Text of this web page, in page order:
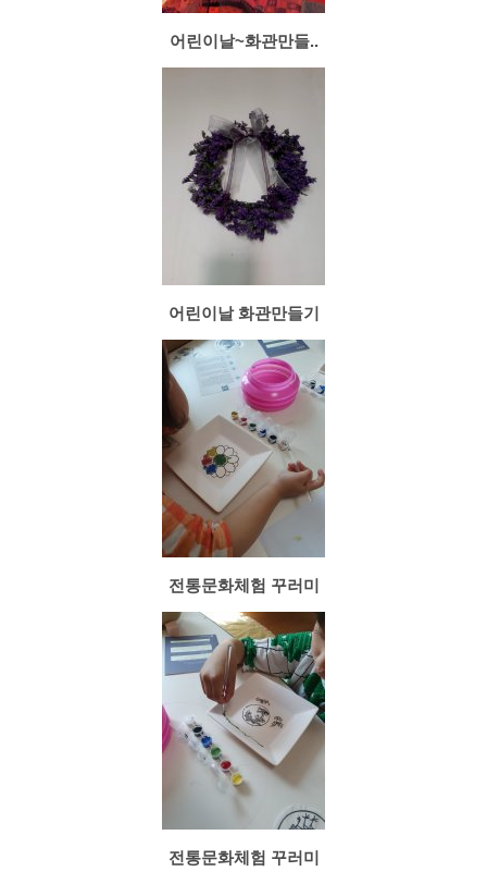
어린이날~화관만들..
어린이날 화관만들기
전통문화체험 꾸러미
전통문화체험 꾸러미